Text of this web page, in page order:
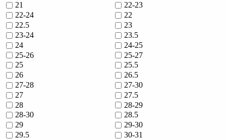
21
22-23
22-24
22
22.5
23
23-24
23.5
24
24-25
25-26
25-27
25
25.5
26
26.5
27-28
27-30
27
27.5
28
28-29
28-30
28.5
29
29-30
29.5
30-31